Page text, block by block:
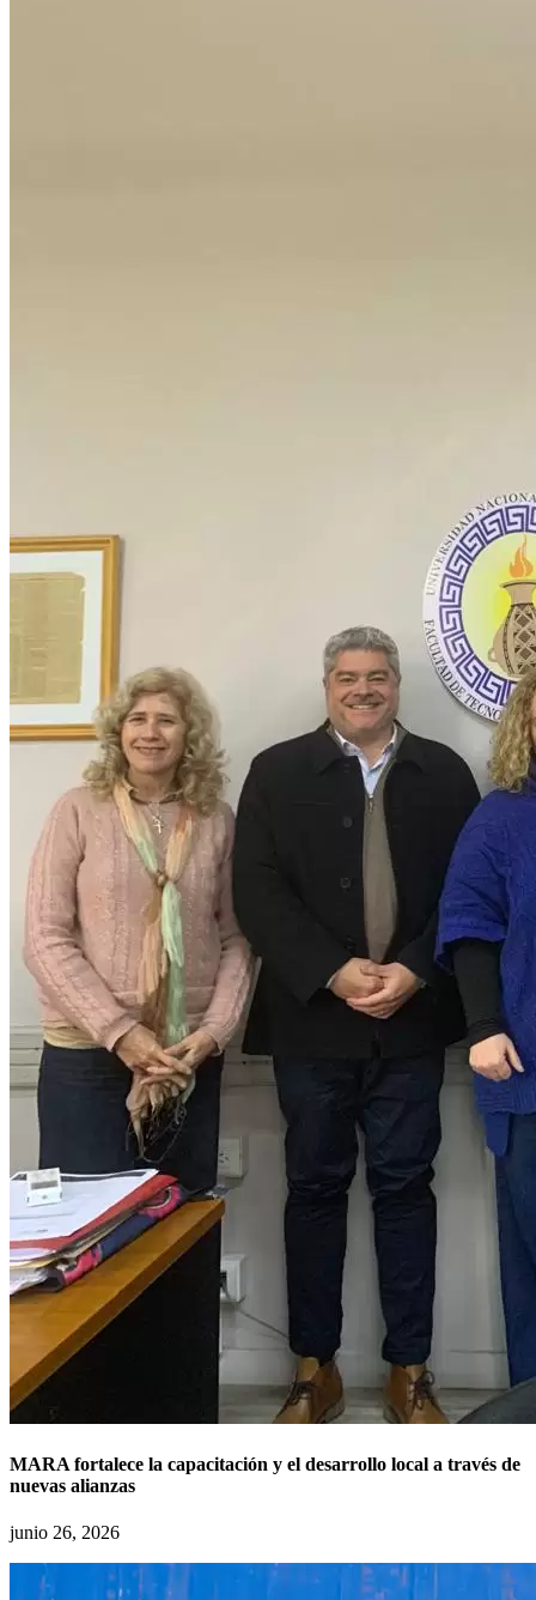
MARA fortalece la capacitación y el desarrollo local a través de
nuevas alianzas
junio 26, 2026